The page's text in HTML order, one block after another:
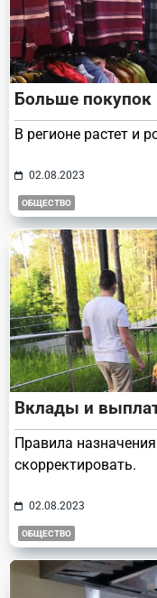
Больше покупок
В регионе растет и
02.08.2023
ОБЩЕСТВО
Вклады и
Правила
скорректировать.
02.08.2023
ОБЩЕСТВО